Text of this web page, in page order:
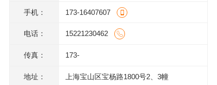
手机： 173-16407607
电话： 15221230462
传真： 173-
地址： 上海宝山区宝杨路1800号2、3幢